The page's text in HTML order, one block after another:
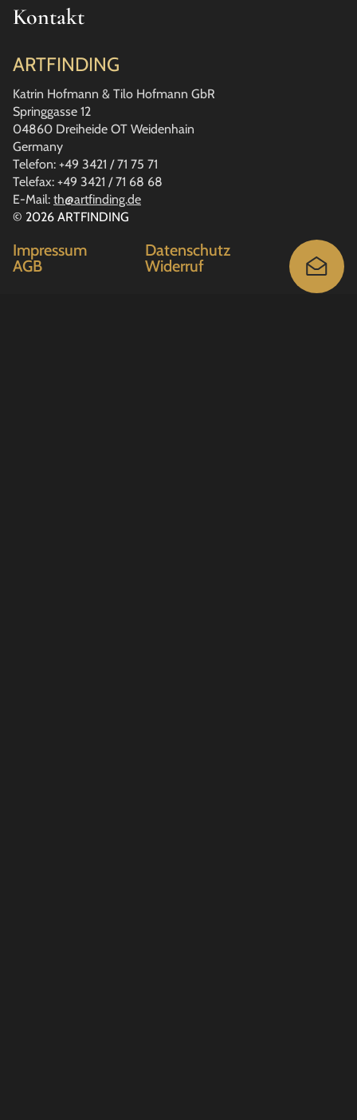
© 2026 ARTFINDING
Impressum
Datenschutz
AGB
Widerruf
Kontakt
ARTFINDING
Katrin Hofmann & Tilo Hofmann GbR
Springgasse 12
04860 Dreiheide OT Weidenhain
Germany
Telefon: +49 3421 / 71 75 71
Telefax: +49 3421 / 71 68 68
E-Mail: th@artfinding.de